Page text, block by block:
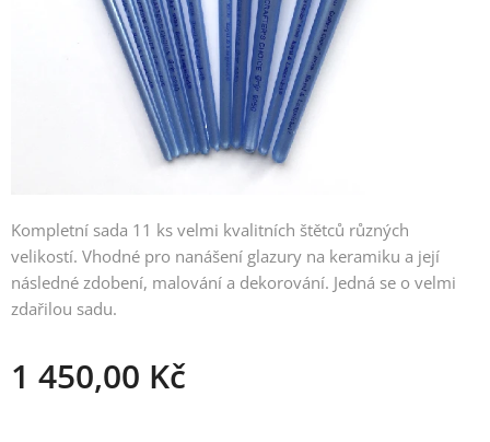
Kompletní sada 11 ks velmi kvalitních štětců různých
velikostí. Vhodné pro nanášení glazury na keramiku a její
následné zdobení, malování a dekorování. Jedná se o velmi
zdařilou sadu.
1 450,00 Kč